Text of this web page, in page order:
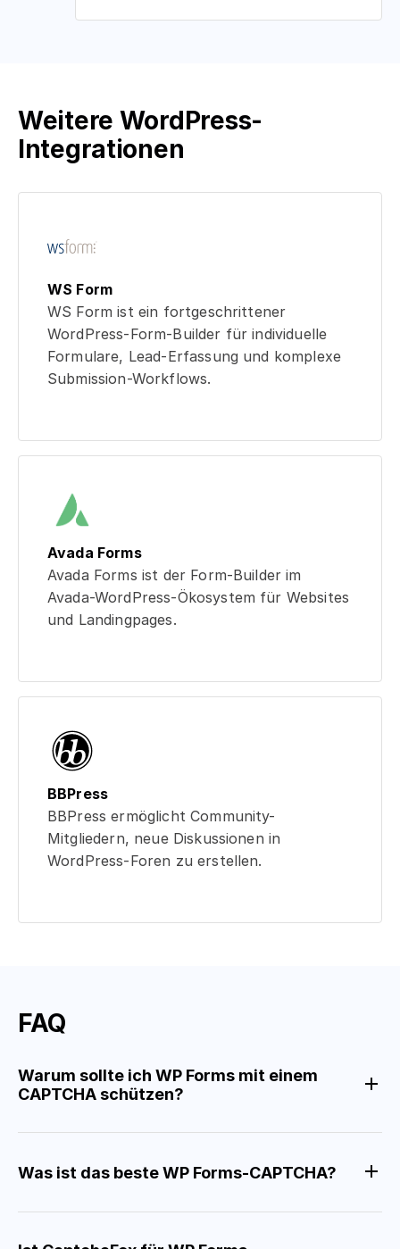
Weitere WordPress-
Integrationen
WS Form
WS Form ist ein fortgeschrittener
WordPress-Form-Builder für individuelle
Formulare, Lead-Erfassung und komplexe
Submission-Workflows.
Avada Forms
Avada Forms ist der Form-Builder im
Avada-WordPress-Ökosystem für Websites
und Landingpages.
BBPress
BBPress ermöglicht Community-
Mitgliedern, neue Diskussionen in
WordPress-Foren zu erstellen.
FAQ
Warum sollte ich WP Forms mit einem
CAPTCHA schützen?
Was ist das beste WP Forms-CAPTCHA?